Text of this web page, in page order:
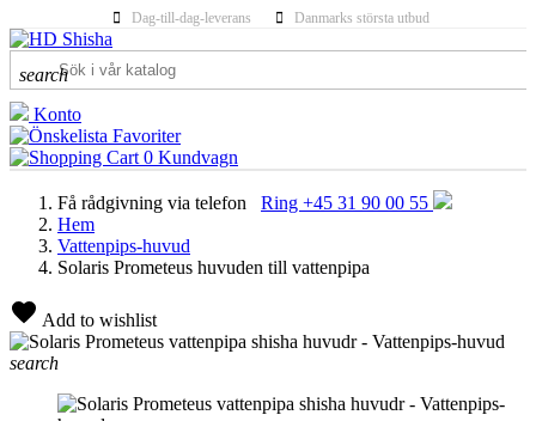
Dag-till-dag-leverans Danmarks största utbud
search
Konto
Favoriter
0 Kundvagn
Få rådgivning via telefon
Ring +45 31 90 00 55
Hem
Vattenpips-huvud
Solaris Prometeus huvuden till vattenpipa
Add to wishlist
search